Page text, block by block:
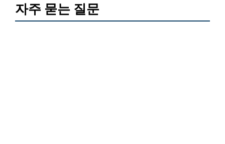
자주 묻는 질문